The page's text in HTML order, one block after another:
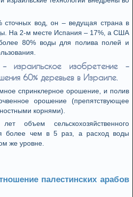
сточных вод, он – ведущая страна в
На 2-м месте Испания – 17%, а США
80% воды для полива полей и
израильское изобретение –
60% деревьев в Израиле.
спринклерное орошение, и полив
орошение (препятствующее
корнями).
объем сельскохозяйственного
более чем в 5 раз, а расход воды
же уровне.
палестинских арабов